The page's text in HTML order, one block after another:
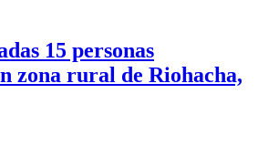
15 personas
zona rural de Riohacha,